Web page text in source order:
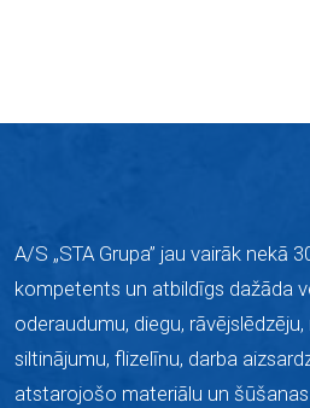
A/S „STA Grupa” jau vairāk nekā
kompetents un atbildīgs dažāda
oderaudumu, diegu,
siltinājumu, flizelīnu, darba
atstarojošo materiālu un